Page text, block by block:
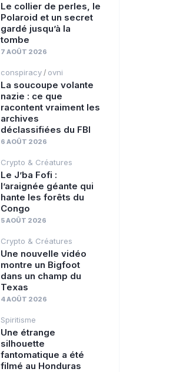
Le collier de perles, le
Polaroid et un secret
gardé jusqu’à la
tombe
7 AOÛT 2026
conspiracy / ovni
La soucoupe volante
nazie : ce que
racontent vraiment les
archives
déclassifiées du FBI
6 AOÛT 2026
Crypto & Créatures
Le J’ba Fofi :
l’araignée géante qui
hante les forêts du
Congo
5 AOÛT 2026
Crypto & Créatures
Une nouvelle vidéo
montre un Bigfoot
dans un champ du
Texas
4 AOÛT 2026
Spiritisme
Une étrange
silhouette
fantomatique a été
filmé au Honduras